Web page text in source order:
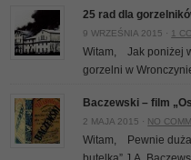
25 rad dla
9 WRZEŚNIA 2015 · 1
Witam, Jak poniżej
gorzelni w
Baczewski – film
2 MAJA 2015 · NO
Witam, Pewnie duża